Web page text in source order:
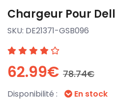
Chargeur Pour
SKU: DE21371-GSB096
62.99€ 78.74€
Disponibilité : En stock